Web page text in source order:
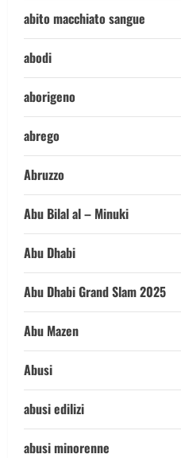
abito macchiato sangue
abodi
aborigeno
abrego
Abruzzo
Abu Bilal al – Minuki
Abu Dhabi
Abu Dhabi Grand Slam 2025
Abu Mazen
Abusi
abusi edilizi
abusi minorenne